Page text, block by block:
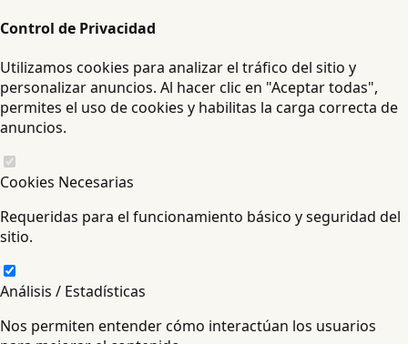
Control de Privacidad
Utilizamos cookies para analizar el tráfico del sitio y
personalizar anuncios. Al hacer clic en "Aceptar todas",
permites el uso de cookies y habilitas la carga correcta de
anuncios.
Cookies Necesarias
Requeridas para el funcionamiento básico y seguridad del
sitio.
Análisis / Estadísticas
Nos permiten entender cómo interactúan los usuarios